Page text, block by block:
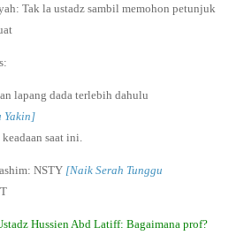
Tak la ustadz sambil memohon petunjuk
lapang dada terlebih dahulu
Yakin]
saat ini.
NSTY [Naik Serah Tunggu
Hussien Abd Latiff: Bagaimana prof?